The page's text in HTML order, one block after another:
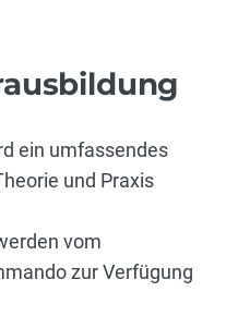
ein umfassendes
und Praxis
vom
zur Verfügung